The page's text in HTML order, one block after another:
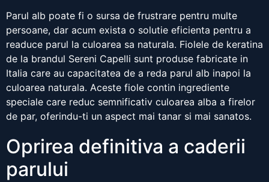
Parul alb poate fi o sursa de frustrare pentru multe
persoane, dar acum exista o solutie eficienta pentru a
readuce parul la culoarea sa naturala. Fiolele de keratina
de la brandul Sereni Capelli sunt produse fabricate in
Italia care au capacitatea de a reda parul alb inapoi la
culoarea naturala. Aceste fiole contin ingrediente
speciale care reduc semnificativ culoarea alba a firelor
de par, oferindu-ti un aspect mai tanar si mai sanatos.
Oprirea definitiva a caderii
parului